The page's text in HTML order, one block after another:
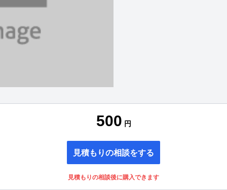
500 円
見積もりの相談をする
見積もりの相談後に購入できます